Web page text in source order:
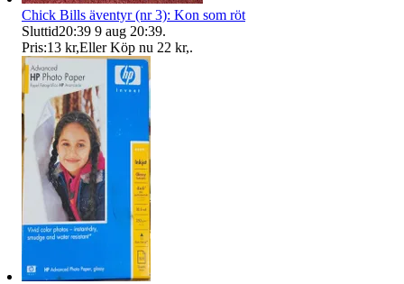
Chick Bills äventyr (nr 3): Kon som röt
Sluttid20:39 9 aug 20:39.
Pris:13 kr,Eller Köp nu 22 kr,.